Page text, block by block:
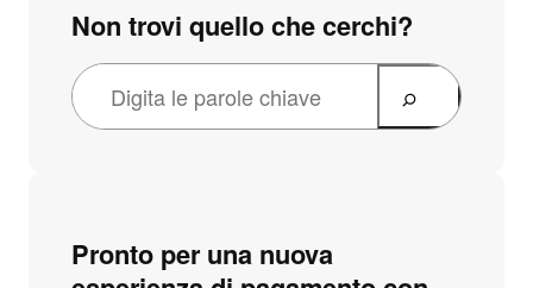
Non trovi quello che cerchi?
Pronto per una nuova